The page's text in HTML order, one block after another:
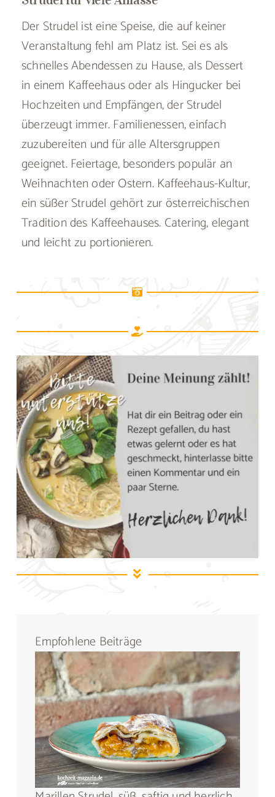
Der Strudel ist eine Speise, die auf keiner
Veranstaltung fehl am Platz ist. Sei es als
schnelles Abendessen zu Hause, als Dessert
in einem Kaffeehaus oder als Hingucker bei
Hochzeiten und Empfängen, der Strudel
überzeugt immer. Familienessen, einfach
zuzubereiten und für alle Altersgruppen
geeignet. Feiertage, besonders populär an
Weihnachten oder Ostern. Kaffeehaus-Kultur,
ein süßer Strudel gehört zur österreichischen
Tradition des Kaffeehauses. Catering, elegant
und leicht zu portionieren.
Empfohlene Beiträge